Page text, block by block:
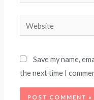
Website
Save my name,
the next time I